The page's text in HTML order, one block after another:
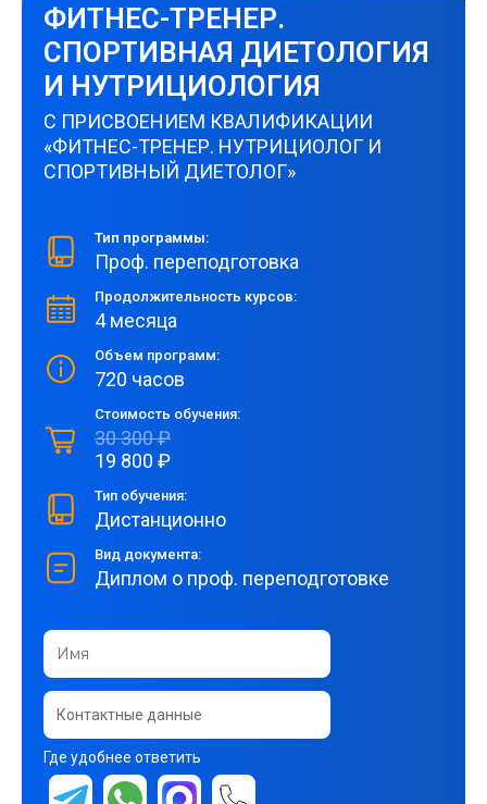
ФИТНЕС-ТРЕНЕР.
СПОРТИВНАЯ ДИЕТОЛОГИЯ
И НУТРИЦИОЛОГИЯ
С ПРИСВОЕНИЕМ КВАЛИФИКАЦИИ
«ФИТНЕС-ТРЕНЕР. НУТРИЦИОЛОГ И
СПОРТИВНЫЙ ДИЕТОЛОГ»
Тип программы:
Проф. переподготовка
Продолжительность курсов:
4 месяца
Объем программ:
720 часов
Стоимость обучения:
30 300 ₽
19 800 ₽
Тип обучения:
Дистанционно
Вид документа:
Диплом о проф. переподготовке
Где удобнее ответить